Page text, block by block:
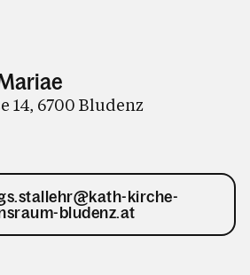
14, 6700 Bludenz
kirche-
bludenz.at